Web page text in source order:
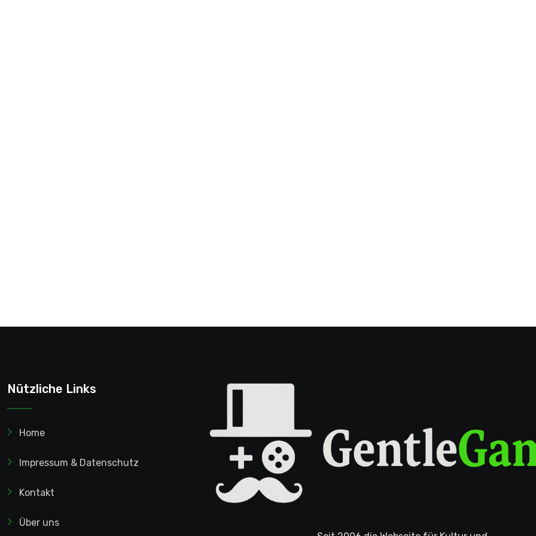
Nützliche Links
Home
Impressum & Datenschutz
Kontakt
Über uns